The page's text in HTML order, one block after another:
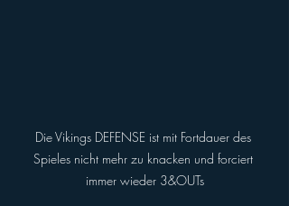
Die Vikings DEFENSE ist mit Fortdauer des
Spieles nicht mehr zu knacken und forciert
immer wieder 3&OUTs